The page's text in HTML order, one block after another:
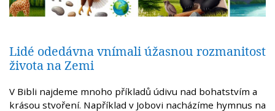
Lidé odedávna vnímali úžasnou rozmanitost
života na Zemi
V Bibli najdeme mnoho příkladů údivu nad bohatstvím a
krásou stvoření. Například v Jobovi nacházíme hymnus na